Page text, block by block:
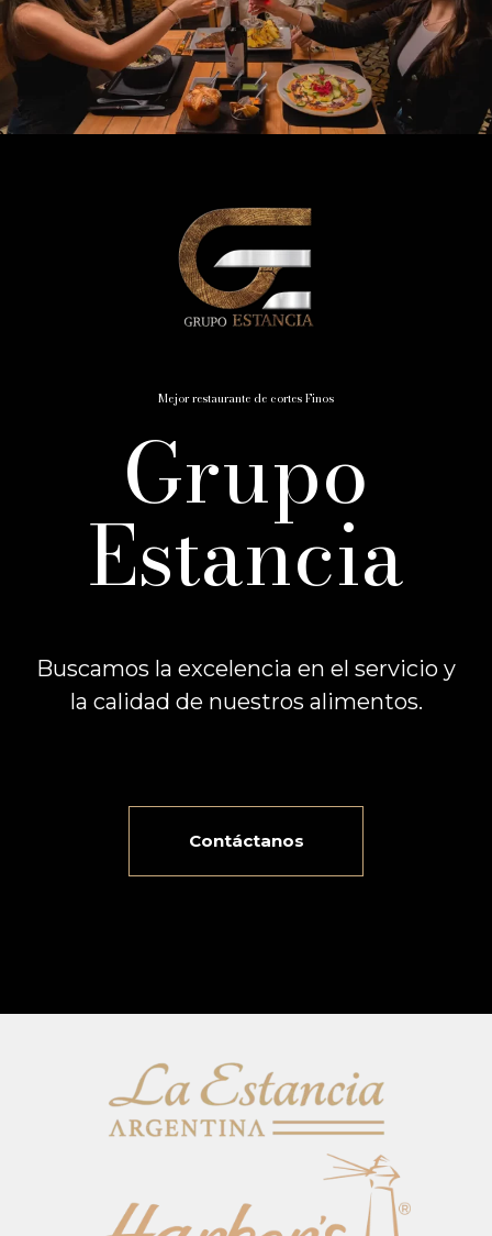
Mejor restaurante de cortes Finos
Grupo
Estancia
Buscamos la excelencia en el servicio y
la calidad de nuestros alimentos.
Contáctanos